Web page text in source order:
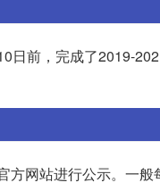
前，完成了2019-
网站进行公示。一